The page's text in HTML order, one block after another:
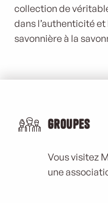
collection de
dans l’authenticité
savonnière à la
Groupes
Vous visitez
une